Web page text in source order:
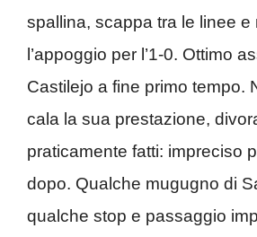
spallina, scappa tra le linee e
l’appoggio per l’1-0. Ottimo
Castilejo a fine primo tempo.
cala la sua prestazione,
praticamente fatti: impreciso
dopo. Qualche mugugno di
qualche stop e passaggio